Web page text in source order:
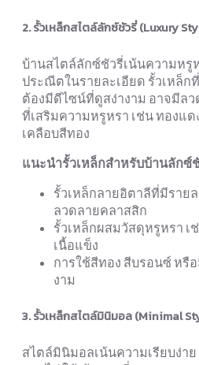
2. รั้วเหล็กสไตล์ลักซ์ชัวรี่ (Luxury
บ้านสไตล์ลักซ์ชัวรี่เน้นความหรู
ประณีตในรายละเอียด รั้วเหล็ก
ต้องมีดีไซน์ที่ดูสง่างาม อาจมีล
ที่เสริมความหรูหรา เช่น ทองแ
เคลือบสีทอง
แนะนำรั้วเหล็กสำหรับบ้านลักซ์
รั้วเหล็กลายอิตาลีที่มีราย
ลวดลายคลาสสิก
รั้วเหล็กผสมวัสดุหรูหรา
เนื้อแข็ง
การใช้สีทอง สีบรอนซ์ หรือ
งาม
3. รั้วเหล็กสไตล์มินิมอล (Minimal
สไตล์มินิมอลเน้นความเรียบง่า